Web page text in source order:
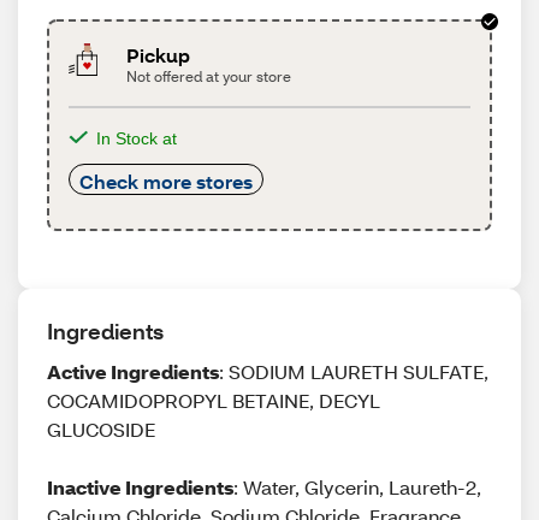
Pickup
Not offered at your store
In Stock at
Check more stores
Ingredients
Active Ingredients: SODIUM LAURETH SULFATE,
COCAMIDOPROPYL BETAINE, DECYL
GLUCOSIDE
Inactive Ingredients: Water, Glycerin, Laureth-2,